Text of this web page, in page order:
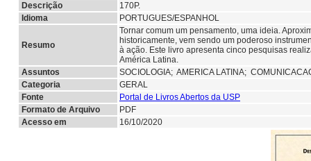
Descrição
170P.
Idioma
PORTUGUES/ESPANHOL
Resumo
Tornar comum um pensamento, uma ideia.
historicamente, vem sendo um poderoso
à ação. Este livro apresenta cinco pesquisas
América Latina.
Assuntos
SOCIOLOGIA; AMERICA LATINA;
Categoria
GERAL
Fonte
Portal de Livros Abertos da USP
Formato de Arquivo
PDF
Acesso em
16/10/2020